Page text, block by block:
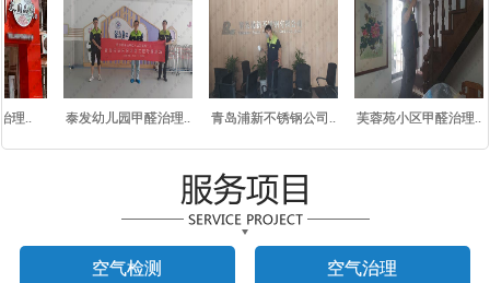
理.. 泰发幼儿园甲醛治理.. 青岛浦新不锈钢公司.. 芙蓉苑小区甲醛治理..
空气检测 空气治理